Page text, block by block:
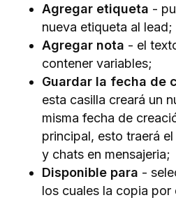
Agregar etiqueta -
nueva etiqueta al lead;
Agregar nota - el
contener variables;
Guardar la fecha de
esta casilla creará un
misma fecha de
principal, esto traerá
y chats en mensajeria;
Disponible para -
los cuales la copia por